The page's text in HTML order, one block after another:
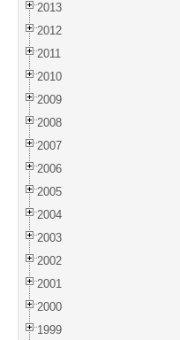
2013
2012
2011
2010
2009
2008
2007
2006
2005
2004
2003
2002
2001
2000
1999